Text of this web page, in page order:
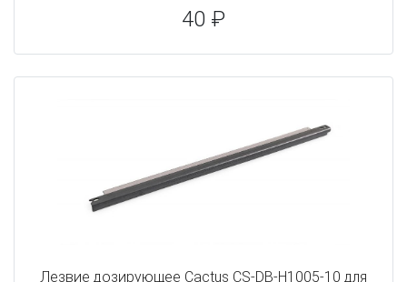
40 ₽
Лезвие дозирующее Cactus CS-DB-H1005-10 для